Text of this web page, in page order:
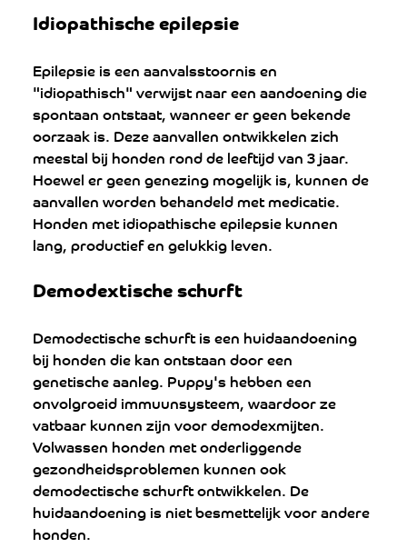
Idiopathische epilepsie
Epilepsie is een aanvalsstoornis en
"idiopathisch" verwijst naar een aandoening die
spontaan ontstaat, wanneer er geen bekende
oorzaak is. Deze aanvallen ontwikkelen zich
meestal bij honden rond de leeftijd van 3 jaar.
Hoewel er geen genezing mogelijk is, kunnen de
aanvallen worden behandeld met medicatie.
Honden met idiopathische epilepsie kunnen
lang, productief en gelukkig leven.
Demodextische schurft
Demodectische schurft is een huidaandoening
bij honden die kan ontstaan door een
genetische aanleg. Puppy's hebben een
onvolgroeid immuunsysteem, waardoor ze
vatbaar kunnen zijn voor demodexmijten.
Volwassen honden met onderliggende
gezondheidsproblemen kunnen ook
demodectische schurft ontwikkelen. De
huidaandoening is niet besmettelijk voor andere
honden.